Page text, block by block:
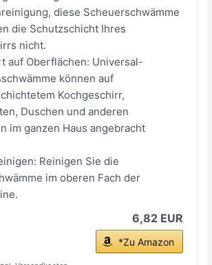
diese Scheuerschwämme
die Schutzschicht Ihres
nicht.
auf Oberflächen: Universal-
können auf
Kochgeschirr,
Duschen und anderen
im ganzen Haus angebracht
Reinigen Sie die
im oberen Fach der
6,82 EUR
*Zu Amazon